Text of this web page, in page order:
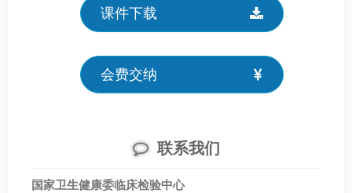
课件下载
会费交纳
联系我们
国家卫生健康委临床检验中心